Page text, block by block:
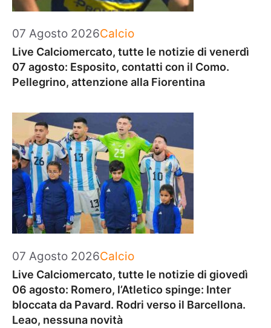
07 Agosto 2026Categorie
Calcio
Live Calciomercato, tutte le notizie di venerdì
07 agosto: Esposito, contatti con il Como.
Pellegrino, attenzione alla Fiorentina
07 Agosto 2026Categorie
Calcio
Live Calciomercato, tutte le notizie di giovedì
06 agosto: Romero, l’Atletico spinge: Inter
bloccata da Pavard. Rodri verso il Barcellona.
Leao, nessuna novità